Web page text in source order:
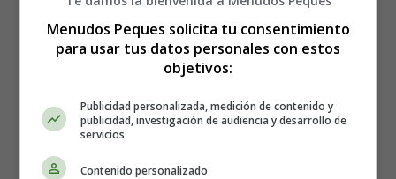
pescado a menudo es más rico en ácidos grasos omega-3
EPA y DHA. El DHA desempeña un papel
contribuir al desarrollo del cerebro fetal, y se ha
relacionado con un mejor desarrollo del lactante y el
Menudos Peques solicita tu consentimiento
para usar tus datos personales con estos
objetivos:
Publicidad personalizada, medición de contenido y
publicidad, investigación de audiencia y desarrollo de
servicios
Contenido personalizado